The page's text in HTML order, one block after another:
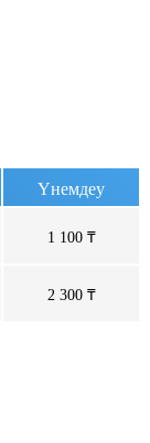
Үнемдеу
1 100 ₸
2 300 ₸